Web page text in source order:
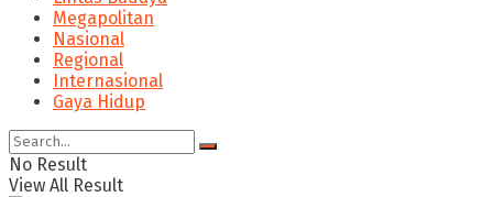
Megapolitan
Nasional
Regional
Internasional
Gaya Hidup
No Result
View All Result